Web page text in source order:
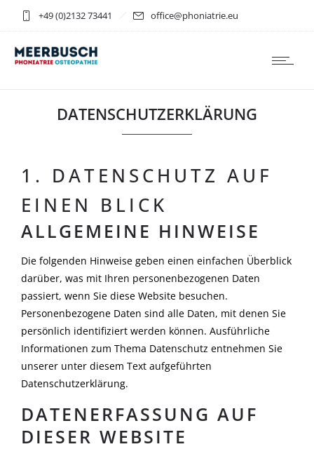
+49 (0)2132 73441 office@phoniatrie.eu
DATENSCHUTZERKLÄRUNG
1. DATENSCHUTZ AUF
EINEN BLICK
ALLGEMEINE HINWEISE
Die folgenden Hinweise geben einen einfachen Überblick
darüber, was mit Ihren personenbezogenen Daten
passiert, wenn Sie diese Website besuchen.
Personenbezogene Daten sind alle Daten, mit denen Sie
persönlich identifiziert werden können. Ausführliche
Informationen zum Thema Datenschutz entnehmen Sie
unserer unter diesem Text aufgeführten
Datenschutzerklärung.
DATENERFASSUNG AUF
DIESER WEBSITE